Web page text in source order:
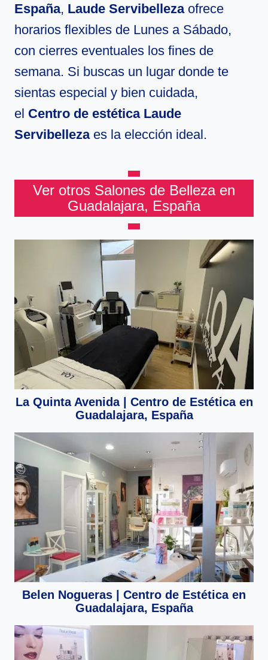
España, Laude Servibellezaofrece
horarios flexibles de Lunes a Sábado,
con cierres eventuales los fines de
semana. Si buscas un lugar donde te
sientas especial y bien cuidada,
el Centro de estética Laude
Servibellezaes la elección ideal.
Ver otros Salones de Belleza en
Guadalajara, España
La Quinta Avenida | Centro de Estética en
Guadalajara, España
Belen Nogueras | Centro de Estética en
Guadalajara, España